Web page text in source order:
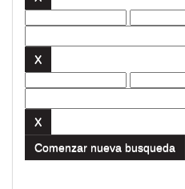
Comenzar nueva busqueda